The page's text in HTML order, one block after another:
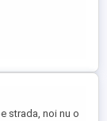
strada, noi nu o